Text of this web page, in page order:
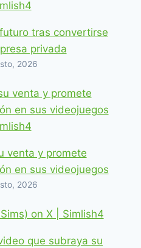
tras convertirse
privada
2026
venta y promete
en sus videojuegos
2026
que subraya su